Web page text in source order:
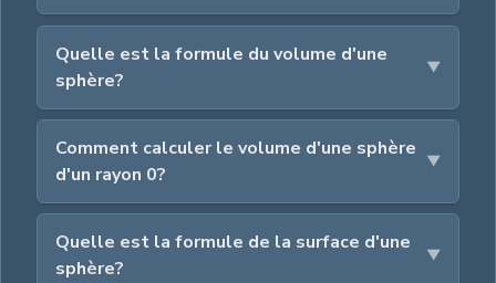
Quelle est la formule du volume d'une
sphère?
Comment calculer le volume d'une sphère
d'un rayon 0?
Quelle est la formule de la surface d'une
sphère?